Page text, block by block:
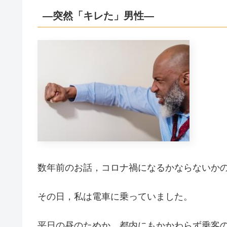
―突然「キレた」男性―
数年前のお話，コロナ禍になるかならないか
その日，私は電車に乗っていました。